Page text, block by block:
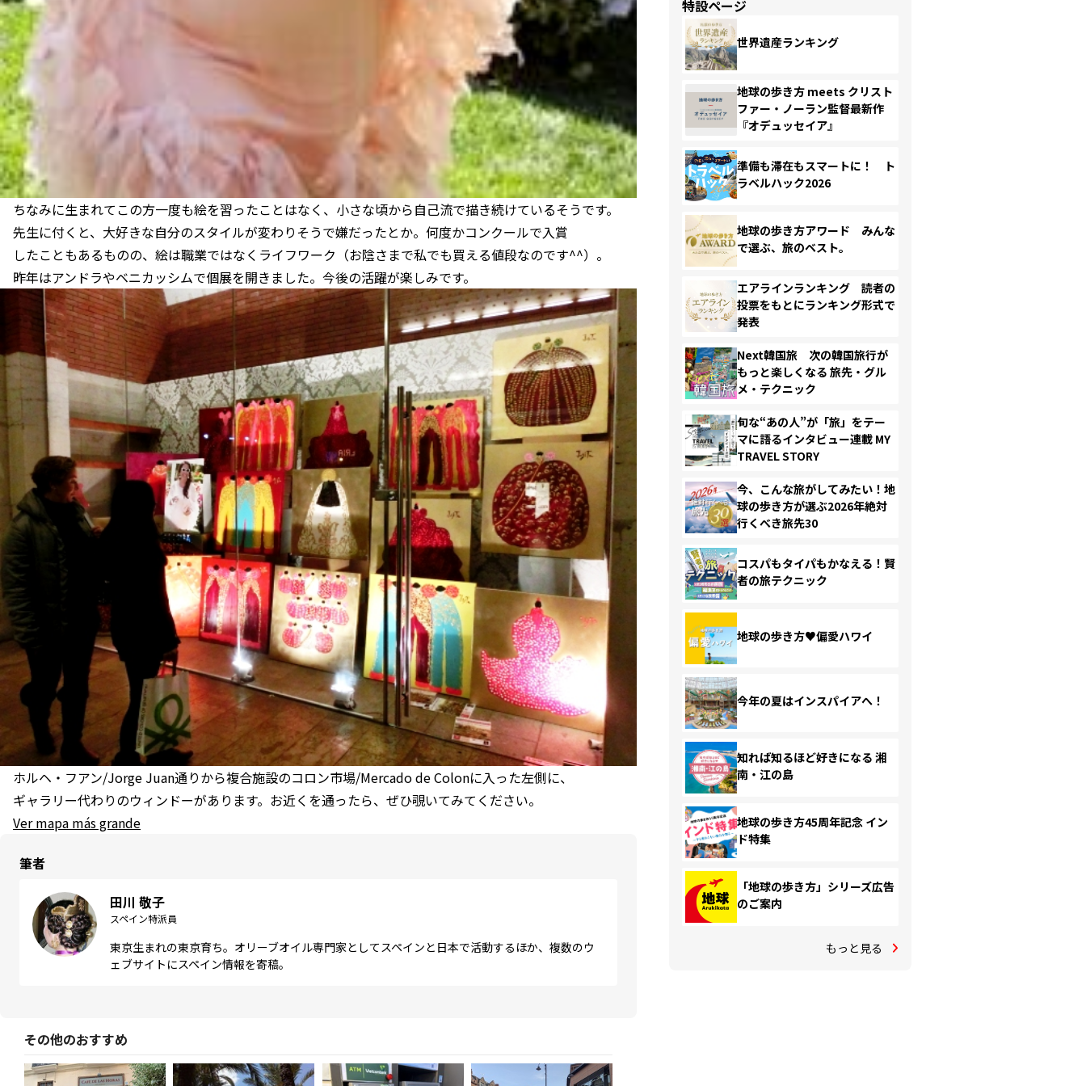
ちなみに生まれてこの方一度も絵を習ったことはなく、小さな頃から自己流で描き続けているそうです。
先生に付くと、大好きな自分のスタイルが変わりそうで嫌だったとか。何度かコンクールで入賞
したこともあるものの、絵は職業ではなくライフワーク（お陰さまで私でも買える値段なのです^^）。
昨年はアンドラやベニカッシムで個展を開きました。今後の活躍が楽しみです。
ホルヘ・フアン/Jorge Juan通りから複合施設のコロン市場/Mercado de Colonに入った左側に、
ギャラリー代わりのウィンドーがあります。お近くを通ったら、ぜひ覗いてみてください。
Ver mapa más grande
筆者
田川 敬子
スペイン特派員
東京生まれの東京育ち。オリーブオイル専門家としてスペインと日本で活動するほか、複数のウ
ェブサイトにスペイン情報を寄稿。
その他のおすすめ
特設ページ
世界遺産ランキング
地球の歩き方 meets クリスト
ファー・ノーラン監督最新作
『オデュッセイア』
準備も滞在もスマートに！ ト
ラベルハック2026
地球の歩き方アワード みんな
で選ぶ、旅のベスト。
エアラインランキング 読者の
投票をもとにランキング形式で
発表
Next韓国旅 次の韓国旅行が
もっと楽しくなる 旅先・グル
メ・テクニック
旬な“あの人”が「旅」をテー
マに語るインタビュー連載 MY
TRAVEL STORY
今、こんな旅がしてみたい！地
球の歩き方が選ぶ2026年絶対
行くべき旅先30
コスパもタイパもかなえる！賢
者の旅テクニック
地球の歩き方♥偏愛ハワイ
今年の夏はインスパイアへ！
知れば知るほど好きになる 湘
南・江の島
地球の歩き方45周年記念 イン
ド特集
「地球の歩き方」シリーズ広告
のご案内
もっと見る